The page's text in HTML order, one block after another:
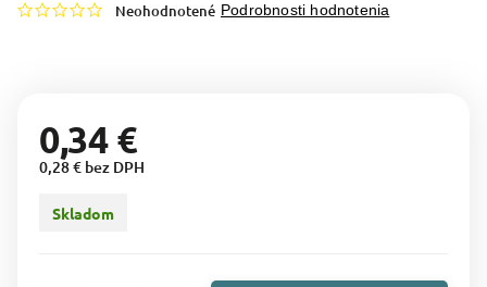
Neohodnotené Podrobnosti hodnotenia
0,34 €
0,28 € bez DPH
Skladom